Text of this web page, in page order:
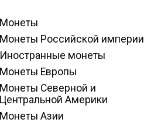
Монеты
Монеты Российской империи
Иностранные монеты
Монеты Европы
Монеты Северной и
Центральной Америки
Монеты Азии